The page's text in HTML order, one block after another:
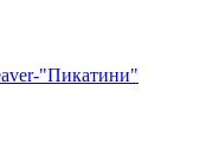
"Пикатини"